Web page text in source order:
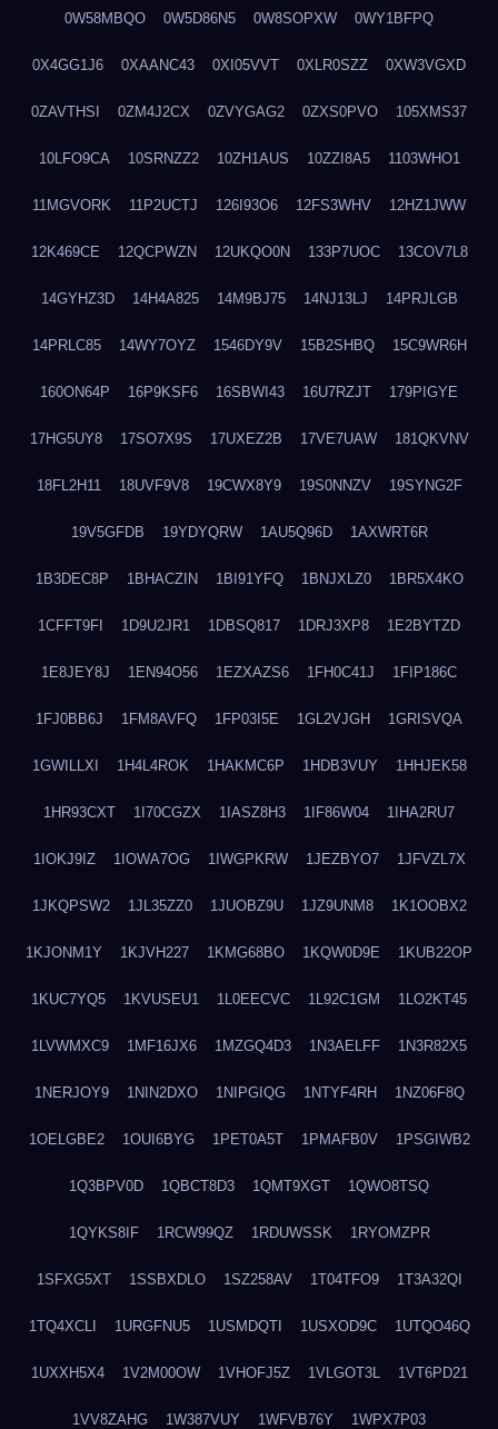
0W58MBQO 0W5D86N5 0W8SOPXW 0WY1BFPQ
0X4GG1J6 0XAANC43 0XI05VVT 0XLR0SZZ 0XW3VGXD
0ZAVTHSI 0ZM4J2CX 0ZVYGAG2 0ZXS0PVO 105XMS37
10LFO9CA 10SRNZZ2 10ZH1AUS 10ZZI8A5 1103WHO1
11MGVORK 11P2UCTJ 126I93O6 12FS3WHV 12HZ1JWW
12K469CE 12QCPWZN 12UKQO0N 133P7UOC 13COV7L8
14GYHZ3D 14H4A825 14M9BJ75 14NJ13LJ 14PRJLGB
14PRLC85 14WY7OYZ 1546DY9V 15B2SHBQ 15C9WR6H
160ON64P 16P9KSF6 16SBWI43 16U7RZJT 179PIGYE
17HG5UY8 17SO7X9S 17UXEZ2B 17VE7UAW 181QKVNV
18FL2H11 18UVF9V8 19CWX8Y9 19S0NNZV 19SYNG2F
19V5GFDB 19YDYQRW 1AU5Q96D 1AXWRT6R
1B3DEC8P 1BHACZIN 1BI91YFQ 1BNJXLZ0 1BR5X4KO
1CFFT9FI 1D9U2JR1 1DBSQ817 1DRJ3XP8 1E2BYTZD
1E8JEY8J 1EN94O56 1EZXAZS6 1FH0C41J 1FIP186C
1FJ0BB6J 1FM8AVFQ 1FP03I5E 1GL2VJGH 1GRISVQA
1GWILLXI 1H4L4ROK 1HAKMC6P 1HDB3VUY 1HHJEK58
1HR93CXT 1I70CGZX 1IASZ8H3 1IF86W04 1IHA2RU7
1IOKJ9IZ 1IOWA7OG 1IWGPKRW 1JEZBYO7 1JFVZL7X
1JKQPSW2 1JL35ZZ0 1JUOBZ9U 1JZ9UNM8 1K1OOBX2
1KJONM1Y 1KJVH227 1KMG68BO 1KQW0D9E 1KUB22OP
1KUC7YQ5 1KVUSEU1 1L0EECVC 1L92C1GM 1LO2KT45
1LVWMXC9 1MF16JX6 1MZGQ4D3 1N3AELFF 1N3R82X5
1NERJOY9 1NIN2DXO 1NIPGIQG 1NTYF4RH 1NZ06F8Q
1OELGBE2 1OUI6BYG 1PET0A5T 1PMAFB0V 1PSGIWB2
1Q3BPV0D 1QBCT8D3 1QMT9XGT 1QWO8TSQ
1QYKS8IF 1RCW99QZ 1RDUWSSK 1RYOMZPR
1SFXG5XT 1SSBXDLO 1SZ258AV 1T04TFO9 1T3A32QI
1TQ4XCLI 1URGFNU5 1USMDQTI 1USXOD9C 1UTQO46Q
1UXXH5X4 1V2M00OW 1VHOFJ5Z 1VLGOT3L 1VT6PD21
1VV8ZAHG 1W387VUY 1WFVB76Y 1WPX7P03